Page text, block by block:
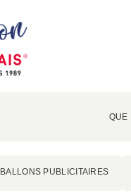
QUE
BALLONS PUBLICITAIRES